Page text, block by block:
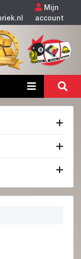
Mijn
account